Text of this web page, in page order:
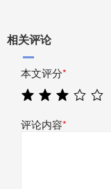
相关评论
本文评分*
评论内容*